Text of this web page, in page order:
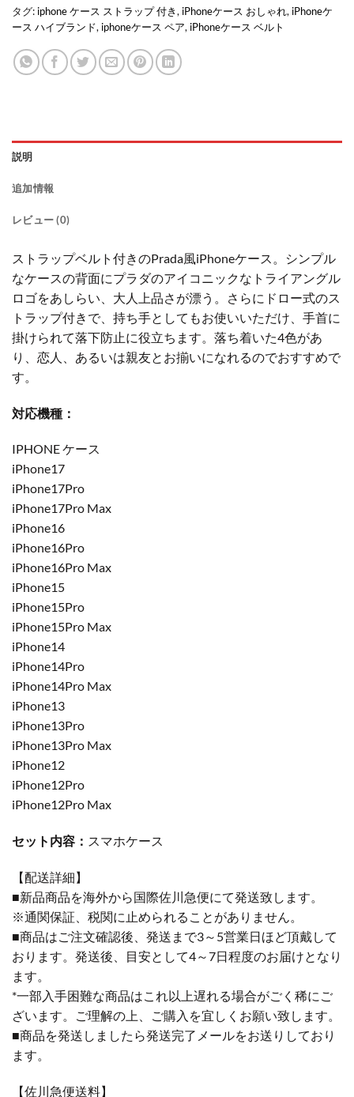
タグ: iphone ケース ストラップ 付き, iPhoneケース おしゃれ, iPhoneケ
ース ハイブランド, iphoneケース ペア, iPhoneケース ベルト
説明
追加情報
レビュー (0)
ストラップベルト付きのPrada風iPhoneケース。シンプル
なケースの背面にプラダのアイコニックなトライアングル
ロゴをあしらい、大人上品さが漂う。さらにドロー式のス
トラップ付きで、持ち手としてもお使いいただけ、手首に
掛けられて落下防止に役立ちます。落ち着いた4色があ
り、恋人、あるいは親友とお揃いになれるのでおすすめで
す。
対応機種：
IPHONE ケース
iPhone17
iPhone17Pro
iPhone17Pro Max
iPhone16
iPhone16Pro
iPhone16Pro Max
iPhone15
iPhone15Pro
iPhone15Pro Max
iPhone14
iPhone14Pro
iPhone14Pro Max
iPhone13
iPhone13Pro
iPhone13Pro Max
iPhone12
iPhone12Pro
iPhone12Pro Max
セット内容： スマホケース
【配送詳細】
■新品商品を海外から国際佐川急便にて発送致します。
※通関保証、税関に止められることがありません。
■商品はご注文確認後、発送まで3～5営業日ほど頂戴して
おります。発送後、目安として4～7日程度のお届けとなり
ます。
*一部入手困難な商品はこれ以上遅れる場合がごく稀にご
ざいます。ご理解の上、ご購入を宜しくお願い致します。
■商品を発送しましたら発送完了メールをお送りしており
ます。
【佐川急便送料】